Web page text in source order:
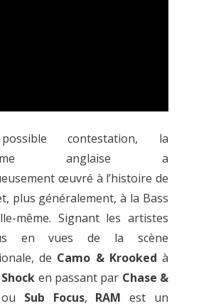
contestation, la
anglaise a
œuvré à l’histoire de
plus généralement, à la Bass
même. Signant les artistes
en vues de la scène
de Camo & Krooked à
en passant par Chase &
ou Sub Focus, RAM est un